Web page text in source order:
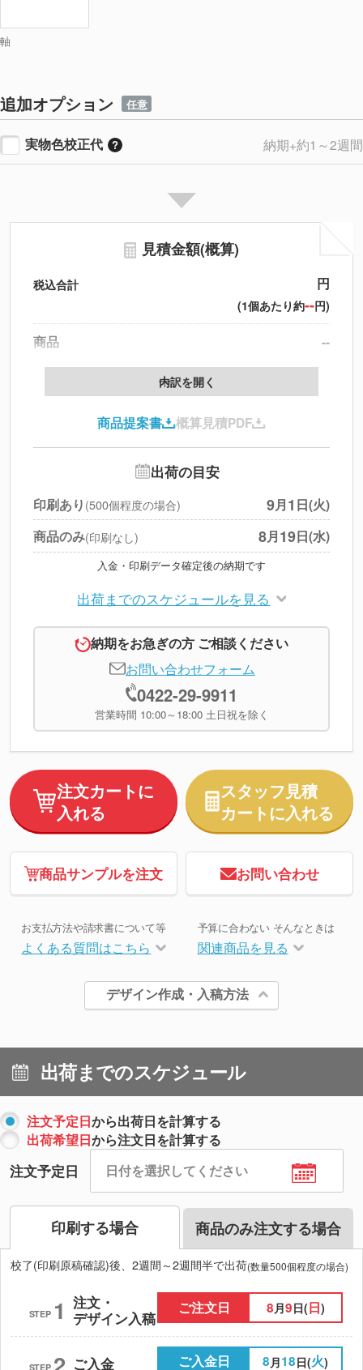
軸
追加オプション 任意
実物色校正代 納期+約1～2週間
見積金額(概算)
税込合計 円
(1個あたり約--円)
商品
--
データ配置料
印刷代
北海道・沖縄・離島 別途
円
※上記小計は税別です
内訳を開く
商品提案書 概算見積PDF
出荷の目安
印刷あり (500個程度の場合) 9月1 日(火)
商品のみ(印刷なし) 8月19日(水)
入金・印刷データ確定後の納期です
出荷までのスケジュールを見る
納期をお急ぎの方 ご相談ください
お問い合わせフォーム
0422-29-9911
営業時間 10:00～18:00 土日祝を除く
注文カートに
入れる
スタッフ見積
カートに入れる
商品サンプルを注文 お問い合わせ
お支払方法や請求書について等
よくある質問はこちら
予算に合わない そんなときは
関連商品を見る
デザイン作成・入稿方法
出荷までのスケジュール
注文予定日から出荷日を計算する
出荷希望日から注文日を計算する
注文予定日
印刷する場合 商品のみ注文する場合
校了(印刷原稿確認)後、2週間～2週間半で出荷(数量500個程度の場合)
STEP 1 注文・
デザイン入稿
ご注文日 8月9日(日)
STEP 2 ご入金 ご入金日 8 月18日(火)